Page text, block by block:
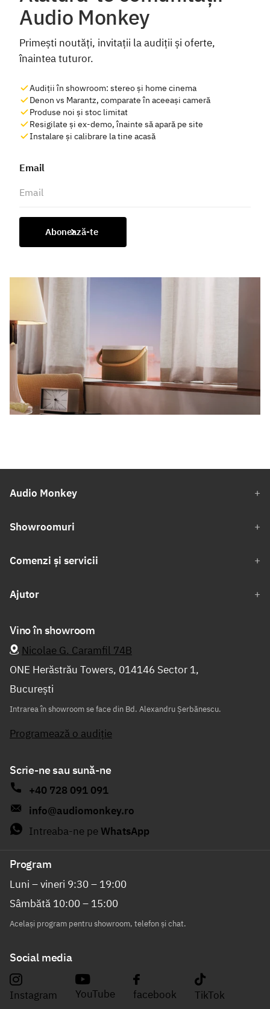
Audio Monkey
Primești noutăți, invitații la audiții și oferte,
înaintea tuturor.
Audiții în showroom: stereo și home cinema
Denon vs Marantz, comparate în aceeași cameră
Produse noi și stoc limitat
Resigilate și ex-demo, înainte să apară pe site
Instalare și calibrare la tine acasă
Email
Abonează-te
Audio Monkey
Showroomuri
Comenzi și servicii
Ajutor
Vino în showroom
Nicolae G. Caramfil 74B
ONE Herăstrău Towers, 014146 Sector 1,
București
Intrarea în showroom se face din Bd. Alexandru Șerbănescu.
Programează o audiție
Scrie-ne sau sună-ne
+40 728 091 091
info@audiomonkey.ro
Intreaba-ne pe WhatsApp
Program
Luni – vineri 9:30 – 19:00
Sâmbătă 10:00 – 15:00
Același program pentru showroom, telefon și chat.
Social media
Instagram YouTube facebook TikTok